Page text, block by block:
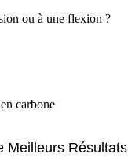
ou à une flexion ?
Meilleurs Résultats